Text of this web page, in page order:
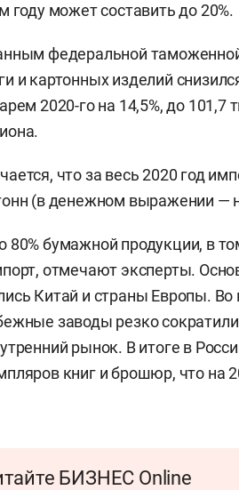
году может составить до 20%.
федеральной
и картонных изделий
2020-го на 14,5%, до
что за весь 2020 год
(в денежном выражении —
80% бумажной продукции, в
отмечают эксперты.
Китай и страны Европы.
заводы резко
рынок. В итоге в
книг и брошюр, что на
БИЗНЕС Online